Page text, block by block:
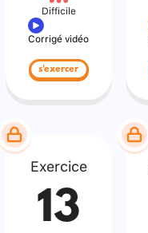
Difficile
Corrigé vidéo
s'exercer
Exercice
13